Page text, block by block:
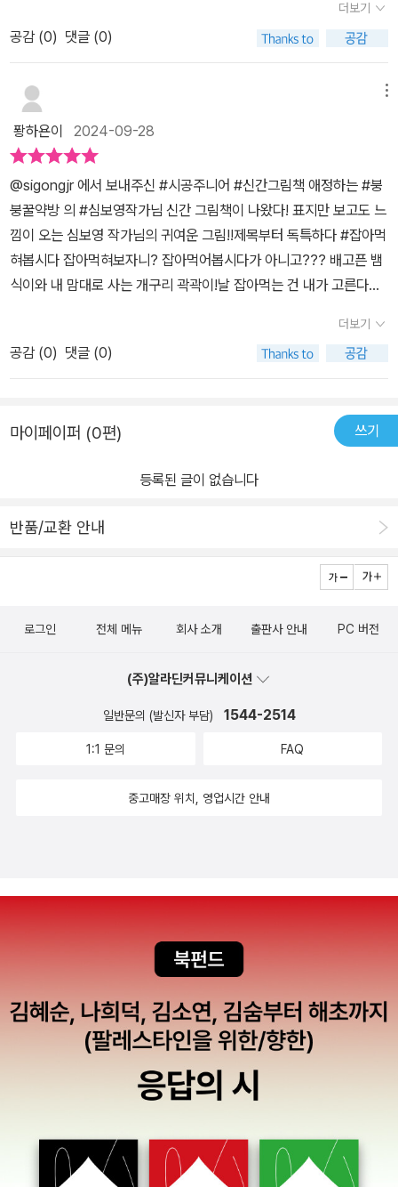
서 이책이 시작되어요. 주인공 곽이가 브로콜리, 버섯, 호박, 파프리
카, 콩에게 잡아먹혀채소탐험을 떠나게 되는데, 미로 같은 그림속에
서 다양한 채소정보도 얻고, 채소에 대해서 더 친근하게 다가갈 수 있
어요. 잡아먹혀 입으로 들어가 똥, 방구로 나오는건진짜 너무 재미있
음 포인트가 너무 많아서 읽는 동안 웃음이 터져 나올 꺼예요. 다양한
야채와 과일이나오는 가을에 아이들과 탐색 해보며함께 읽어보길 추
천 합니다 ! ^^ #시공주니어출판사 로부터 도서협찬을 받아 서평을
작성하였습니다. 감사합니다.
더보기
공감 (0) 댓글 (0)
퐝하욘이 2024-09-28
@sigongjr 에서 보내주신 #시공주니어 #신간그림책 애정하는 #붕
붕꿀약방 의 #심보영작가님 신간 그림책이 나왔다! 표지만 보고도 느
낌이 오는 심보영 작가님의 귀여운 그림!!제목부터 독특하다 #잡아먹
혀봅시다 잡아먹혀보자니? 잡아먹어봅시다가 아니고??? 배고픈 뱀
식이와 내 맘대로 사는 개구리 곽곽이!날 잡아먹는 건 내가 고른다며
를 고른다고???근데 그게 무시무시 브로콜리???????? 으스스스
버섯??????이게 무슨 엉뚱한 소리지? 싶은데 아이들은 깔깔깔.수
동적으로 잡아먹히지 않고 자신있게 포식자(?)의 입 속으로 뛰어드
로콜리 입 속으로 탐험(?)을 떠나는 곽곽이와 숨어있는 뱀식이를 찾
님의 독특한 상상력에 유쾌한 박수를 보낸다.
더보기
공감 (0) 댓글 (0)
마이페이퍼 (0편) 쓰기
등록된 글이 없습니다
반품/교환 안내
로그인 전체 메뉴 회사 소개 출판사 안내 PC 버전
(주)알라딘커뮤니케이션
일반문의 (발신자 부담) 1544-2514
1:1 문의 FAQ
중고매장 위치, 영업시간 안내